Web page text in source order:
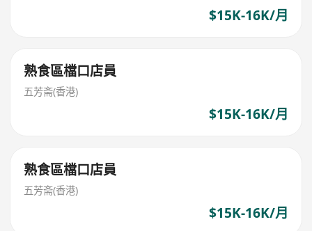
$15K-16K/月
熟食區檔口店員
五芳斋(香港)
$15K-16K/月
熟食區檔口店員
五芳斋(香港)
$15K-16K/月